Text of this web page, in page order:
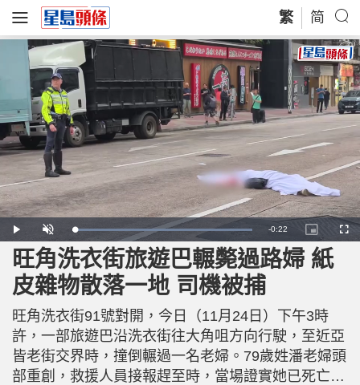
繁 简
P
l
a
y
U
n
m
u
t
e
L
o
a
d
e
d
:
1
0
.
0
0
%
R
e
n
i
-0:22
P
i
c
t
u
-
P
i
c
u
r
e
F
u
旺角洗衣街旅遊巴輾斃過路婦 紙
皮雜物散落一地 司機被捕
旺角洗衣街91號對開，今日（11月24日）下午3時
許，一部旅遊巴沿洗衣街往大角咀方向行駛，至近亞
皆老街交界時，撞倒輾過一名老婦。79歲姓潘老婦頭
部重創，救援人員接報趕至時，當場證實她已死亡。